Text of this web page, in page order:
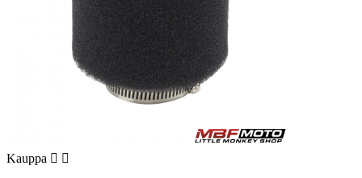
Kauppa  